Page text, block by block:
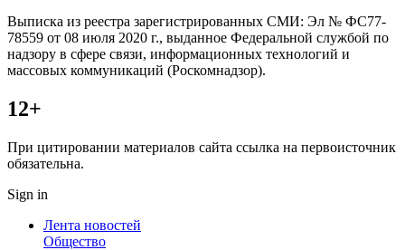
Выписка из реестра зарегистрированных СМИ: Эл № ФС77-
78559 от 08 июля 2020 г., выданное Федеральной службой по
надзору в сфере связи, информационных технологий и
массовых коммуникаций (Роскомнадзор).
12+
При цитировании материалов сайта ссылка на первоисточник
обязательна.
Sign in
Лента новостей
Общество